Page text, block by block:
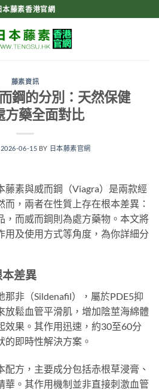
本藤素香港官網
藤素資訊
鋼的分別：天然保健
方藥全面對比
2026-06-15 BY 日本藤素官網
藤素與威而鋼（Viagra）是兩款經
，兩者在性質上存在根本差異：
，而威而鋼則為處方藥物。本文將
用及使用方式等角度，為你詳細分
差異
那非（Sildenafil），屬於PDE5抑
放鬆血管平滑肌，增加陰莖海綿體
效果。其作用迅速，約30至60分
即時性解決方案。
配方，主要成分包括赤根草浸膏、
華。其作用機制並非直接刺激血管